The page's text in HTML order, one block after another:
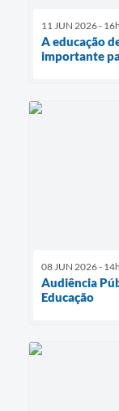
11 JUN 2026 -
A educação
importante
08 JUN 2026 -
Audiência
Educação